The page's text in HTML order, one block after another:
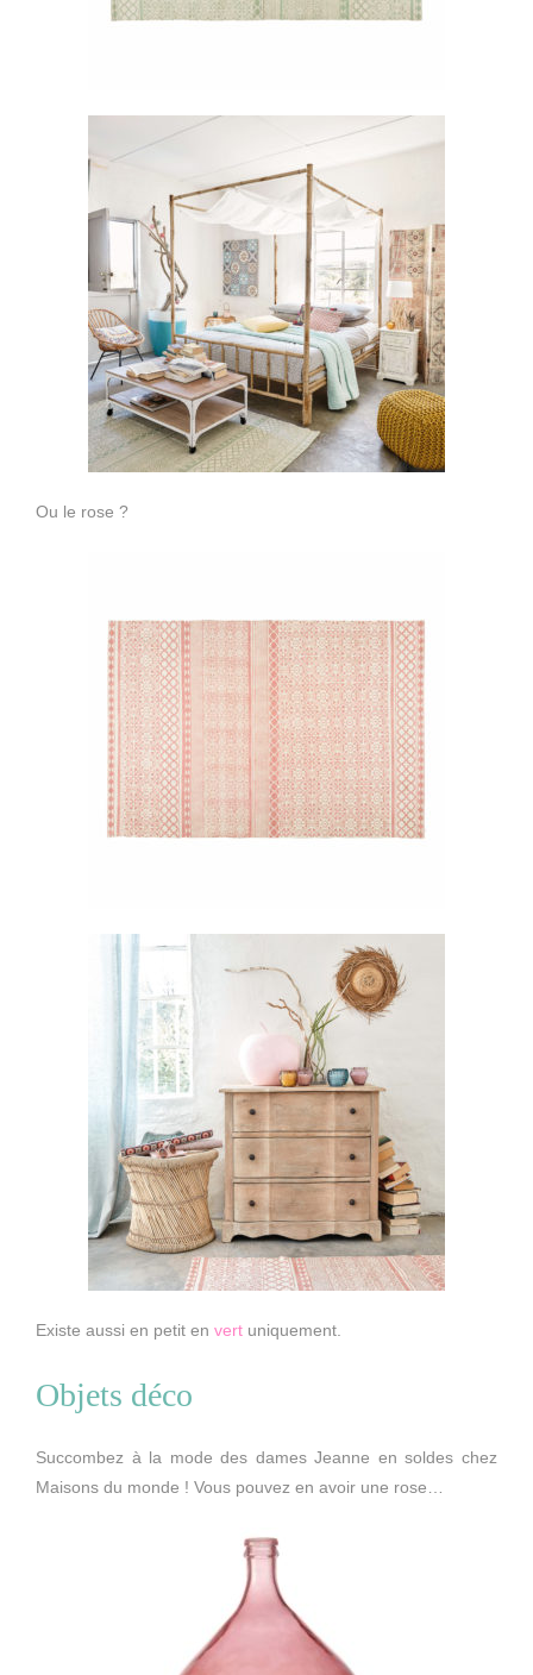
Ou le rose ?
Existe aussi en petit en vert uniquement.
Objets déco
Succombez à la mode des dames Jeanne en soldes chez
Maisons du monde ! Vous pouvez en avoir une rose…